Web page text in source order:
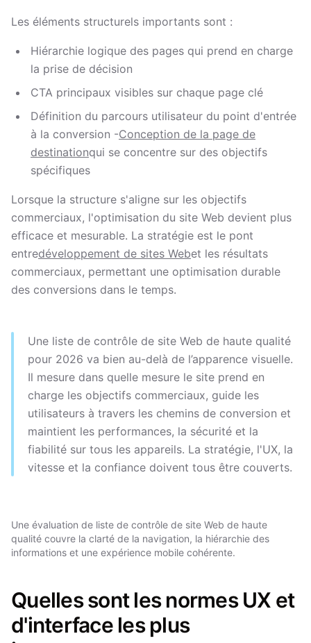
Les éléments structurels importants sont :
Hiérarchie logique des pages qui prend en charge
la prise de décision
CTA principaux visibles sur chaque page clé
Définition du parcours utilisateur du point d'entrée
à la conversion -Conception de la page de
destinationqui se concentre sur des objectifs
spécifiques
Lorsque la structure s'aligne sur les objectifs
commerciaux, l'optimisation du site Web devient plus
efficace et mesurable. La stratégie est le pont
entredéveloppement de sites Webet les résultats
commerciaux, permettant une optimisation durable
des conversions dans le temps.
Une liste de contrôle de site Web de haute qualité
pour 2026 va bien au-delà de l’apparence visuelle.
Il mesure dans quelle mesure le site prend en
charge les objectifs commerciaux, guide les
utilisateurs à travers les chemins de conversion et
maintient les performances, la sécurité et la
fiabilité sur tous les appareils. La stratégie, l'UX, la
vitesse et la confiance doivent tous être couverts.
Une évaluation de liste de contrôle de site Web de haute
qualité couvre la clarté de la navigation, la hiérarchie des
informations et une expérience mobile cohérente.
Quelles sont les normes UX et
d'interface les plus